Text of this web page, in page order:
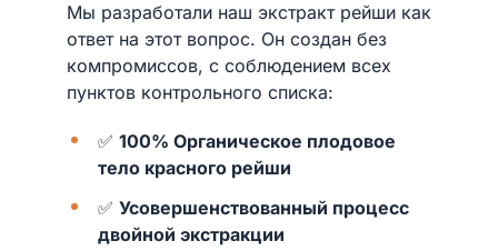
Мы разработали наш экстракт рейши как
ответ на этот вопрос. Он создан без
компромиссов, с соблюдением всех
пунктов контрольного списка:
✅ 100% Органическое плодовое
тело красного рейши
✅ Усовершенствованный процесс
двойной экстракции